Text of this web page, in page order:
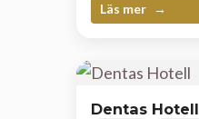
Läs mer
Dentas Hotell